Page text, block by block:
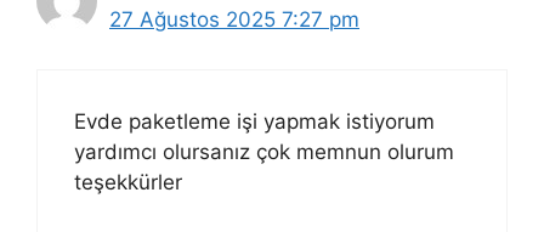
27 Ağustos 2025 7:27 pm
Evde paketleme işi yapmak istiyorum
yardımcı olursanız çok memnun olurum
teşekkürler